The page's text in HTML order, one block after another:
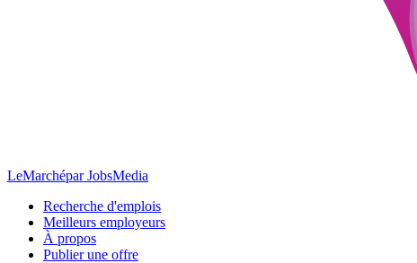
LeMarchépar JobsMedia
Recherche d'emplois
Meilleurs employeurs
À propos
Publier une offre